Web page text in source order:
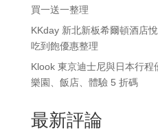
買一送一整理
KKday 新北新板希爾頓酒店
吃到飽優惠整理
Klook 東京迪士尼與日本行程
樂園、飯店、體驗 5 折碼
最新評論